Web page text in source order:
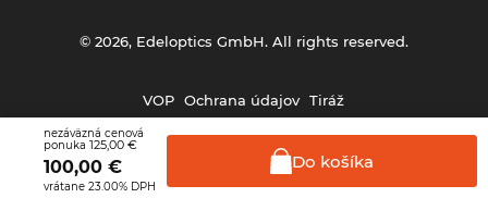
nezáväzná cenová
ponuka 125,00 €
100,00 €
vrátane 23.00% DPH
Do košíka
VOP Ochrana údajov Tiráž
© 2026, Edeloptics GmbH. All rights reserved.